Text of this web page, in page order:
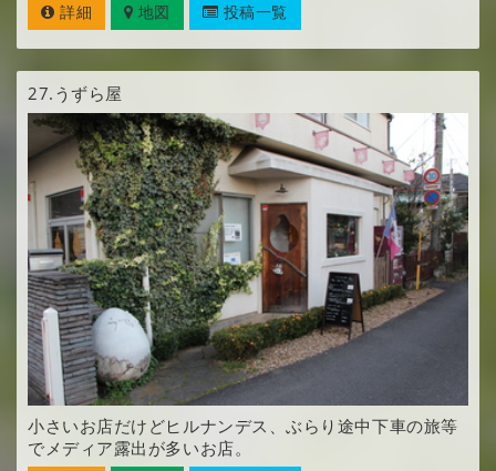
詳細 地図 投稿一覧
27. うずら屋
小さいお店だけどヒルナンデス、ぶらり途中下車の旅等
でメディア露出が多いお店。